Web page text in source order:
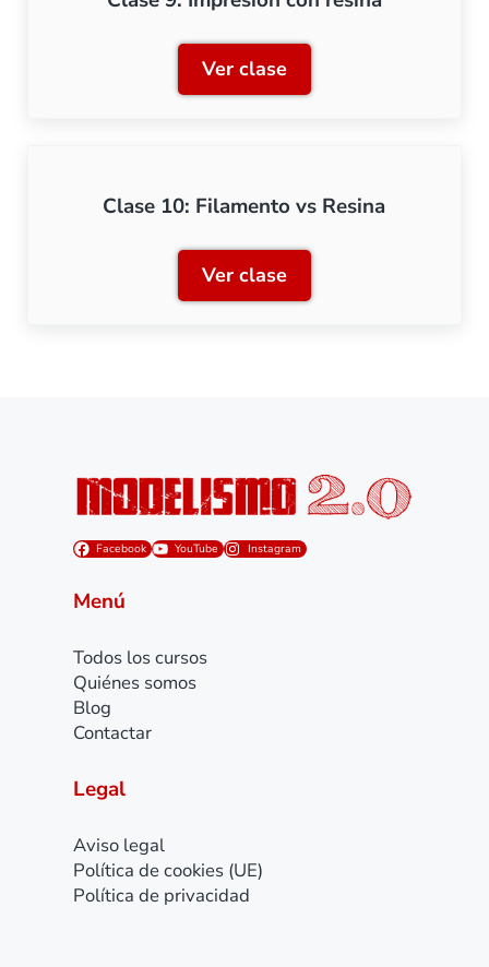
Ver claseClase 9: Impresión con
Clase 10: Filamento vs Resina
Ver claseClase 10: Filamento vs
Facebook YouTube Instagram
Menú
Todos los cursos
Quiénes somos
Blog
Contactar
Legal
Aviso legal
Política de cookies (UE)
Política de privacidad